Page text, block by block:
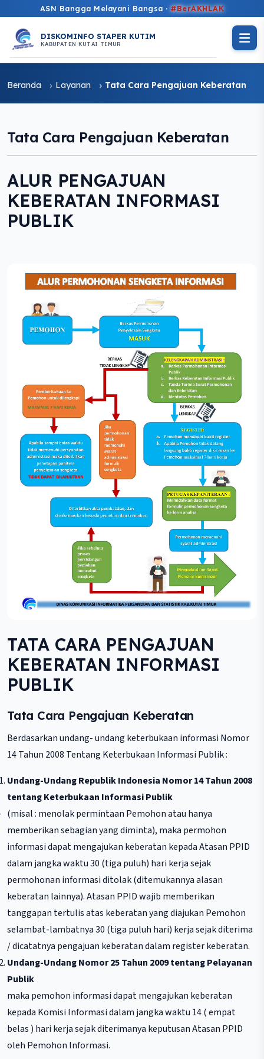
ASN Bangga Melayani Bangsa ·#BerAKHLAK
DISKOMINFO STAPER KUTIM
KABUPATEN KUTAI TIMUR
Beranda Layanan Tata Cara Pengajuan Keberatan
Tata Cara Pengajuan Keberatan
ALUR PENGAJUAN
KEBERATAN INFORMASI
PUBLIK
TATA CARA PENGAJUAN
KEBERATAN INFORMASI
PUBLIK
Tata Cara Pengajuan Keberatan
Berdasarkan undang- undang keterbukaan informasi Nomor
14 Tahun 2008 Tentang Keterbukaan Informasi Publik :
Undang-Undang Republik Indonesia Nomor 14 Tahun 2008
tentang Keterbukaan Informasi Publik
(misal : menolak permintaan Pemohon atau hanya
memberikan sebagian yang diminta), maka permohon
informasi dapat mengajukan keberatan kepada Atasan PPID
dalam jangka waktu 30 (tiga puluh) hari kerja sejak
permohonan informasi ditolak (ditemukannya alasan
keberatan lainnya). Atasan PPID wajib memberikan
tanggapan tertulis atas keberatan yang diajukan Pemohon
selambat-lambatnya 30 (tiga puluh hari) kerja sejak diterima
/ dicatatnya pengajuan keberatan dalam register keberatan.
Undang-Undang Nomor 25 Tahun 2009 tentang Pelayanan
Publik
maka pemohon informasi dapat mengajukan keberatan
kepada Komisi Informasi dalam jangka waktu 14 ( empat
belas ) hari kerja sejak diterimanya keputusan Atasan PPID
oleh Pemohon Informasi.